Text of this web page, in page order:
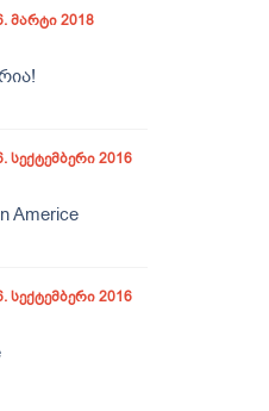
Მარტი 2018
Სექტემბერი 2016
Americe
Სექტემბერი 2016